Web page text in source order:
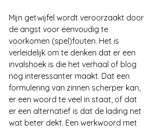
Mijn getwijfel wordt veroorzaakt door
de angst voor eenvoudig te
voorkomen (spel)fouten. Het is
verleidelijk om te denken dat er een
invalshoek is die het verhaal of blog
nog interessanter maakt. Dat een
formulering van zinnen scherper kan,
er een woord te veel in staat, of dat
er een alternatief is dat de lading net
wat beter dekt. Een werkwoord met